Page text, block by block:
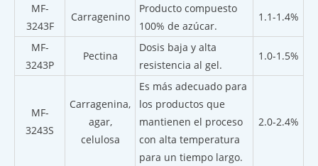
MF-
3243F
Carragenino
Producto compuesto
100% de azúcar.
1.1-1.4%
MF-
3243P
Pectina
Dosis baja y alta
resistencia al gel.
1.0-1.5%
MF-
3243S
Carragenina,
agar,
celulosa
Es más adecuado para
los productos que
mantienen el proceso
con alta temperatura
para un tiempo largo.
2.0-2.4%